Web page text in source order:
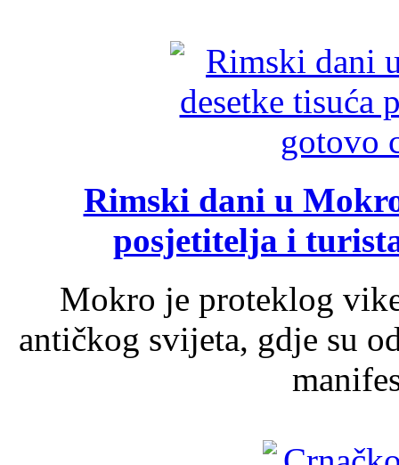
Rimski dani u
posjetitelja i
Mokro je proteklog
antičkog svijeta, gdje su